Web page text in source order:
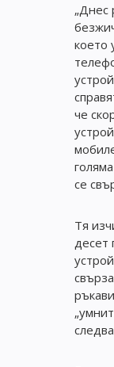
„Днес
което
че
се
Тя
десет